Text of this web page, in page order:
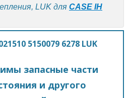
LUK для CASE IH
5150079 6278 LUK
запасные части
и другого